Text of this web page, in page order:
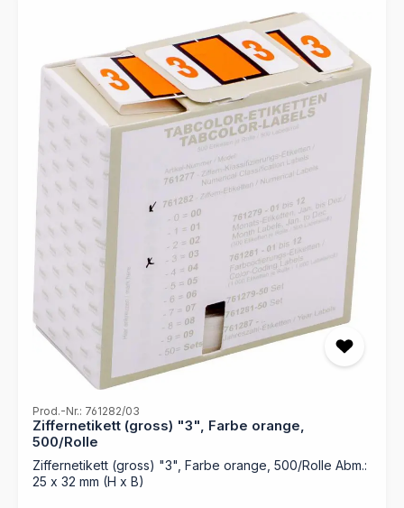
Prod.-Nr.: 761282/03
Ziffernetikett (gross) "3", Farbe orange,
500/Rolle
Ziffernetikett (gross) "3", Farbe orange, 500/Rolle Abm.:
25 x 32 mm (H x B)